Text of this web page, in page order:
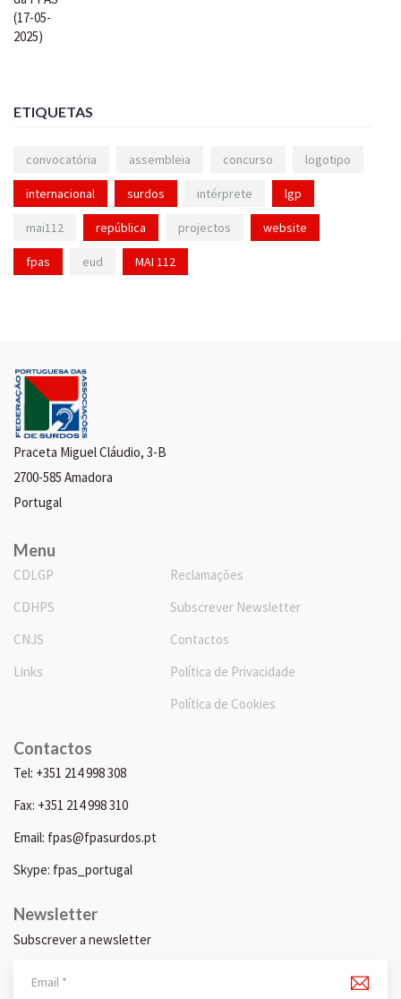
ETIQUETAS
convocatória assembleia concurso logotipo
internacional surdos intérprete lgp
mai112 república projectos website
fpas eud MAI 112
Praceta Miguel Cláudio, 3-B
2700-585 Amadora
Portugal
Menu
CDLGP
CDHPS
CNJS
Links
Reclamações
Subscrever Newsletter
Contactos
Política de Privacidade
Política de Cookies
Contactos
Tel: +351 214 998 308
Fax: +351 214 998 310
Email: fpas@fpasurdos.pt
Skype: fpas_portugal
Newsletter
Subscrever a newsletter